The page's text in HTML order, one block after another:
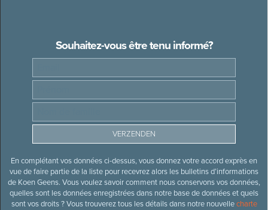
Souhaitez-vous être tenu informé?
En complétant vos données ci-dessus, vous donnez votre accord exprès en
vue de faire partie de la liste pour recevrez alors les bulletins d’informations
de Koen Geens. Vous voulez savoir comment nous conservons vos données,
quelles sont les données enregistrées dans notre base de données et quels
sont vos droits ? Vous trouverez tous les détails dans notre nouvellecharte